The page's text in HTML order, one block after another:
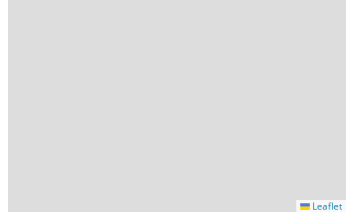
Leaflet